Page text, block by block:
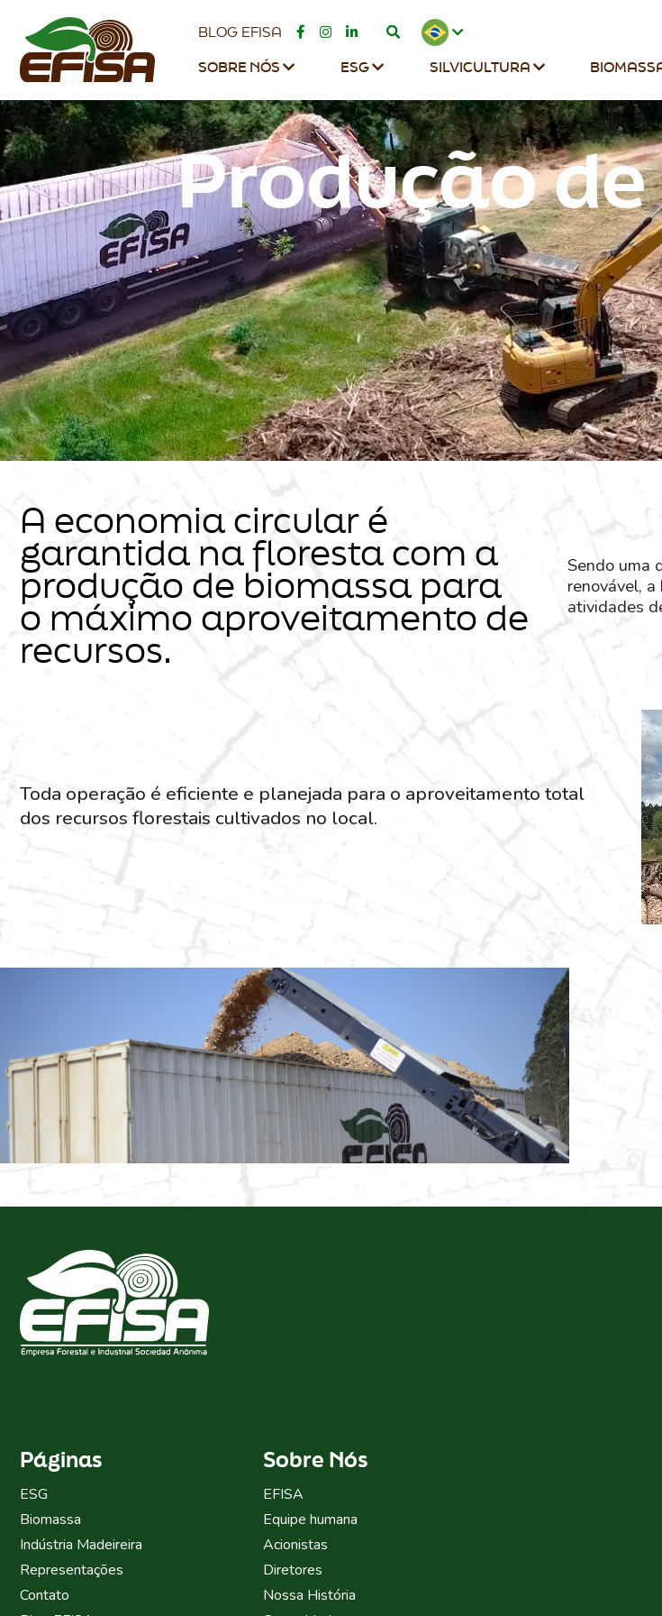
BLOG EFISA
SOBRE NÓS
ESG SILVICULTURA
Produção
A economia circular é
garantida na floresta com a
produção de biomassa para
o máximo aproveitamento de
recursos.
Sendo uma
renovável,
atividades
Toda operação é eficiente e planejada para o aproveitamento total
dos recursos florestais cultivados no local.
As operações para produção de biomassa são conduzidas por
profissionais treinados e qualificados para garantir a segurança e
agilidade da operação.
Páginas
ESG
Biomassa
Indústria Madeireira
Representações
Contato
Sobre Nós
EFISA
Equipe humana
Acionistas
Diretores
Nossa História